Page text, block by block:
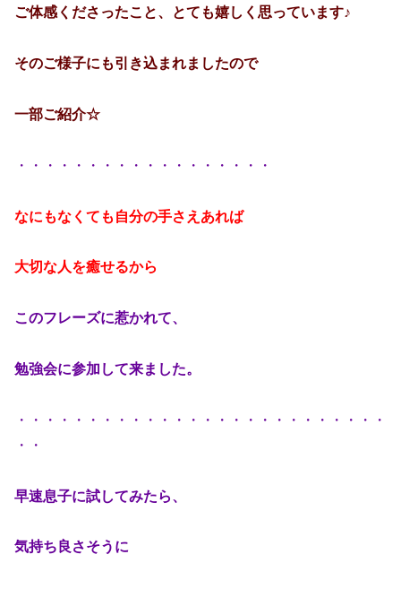
ご体感くださったこと、とても嬉しく思っています♪
そのご様子にも引き込まれましたので
一部ご紹介☆
・・・・・・・・・・・・・・・・・・
なにもなくても自分の手さえあれば
大切な人を癒せるから
このフレーズに惹かれて、
勉強会に参加して来ました。
・・・・・・・・・・・・・・・・・・・・・・・・・・
・・
早速息子に試してみたら、
気持ち良さそうに